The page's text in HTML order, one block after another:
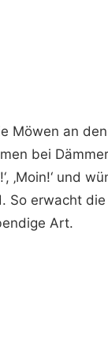
Möwen an
bei
‚Moin!‘ und
So erwacht
Art.